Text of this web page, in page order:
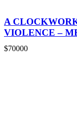
A
VIOLENCE –
$70000